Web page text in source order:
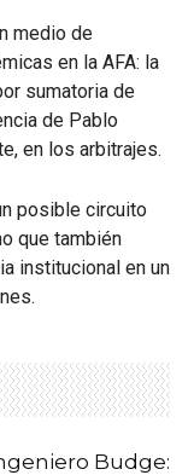
medio de
en la AFA: la
sumatoria de
de Pablo
en los arbitrajes.
posible circuito
que también
institucional en un
Budge: